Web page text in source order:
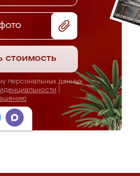
стоимость
персональных данных